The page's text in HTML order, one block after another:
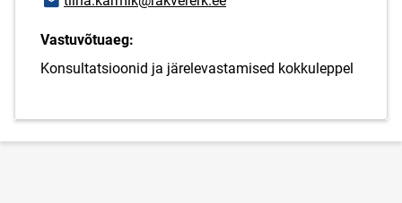
Vastuvõtuaeg:
Konsultatsioonid ja järelevastamised kokkuleppel